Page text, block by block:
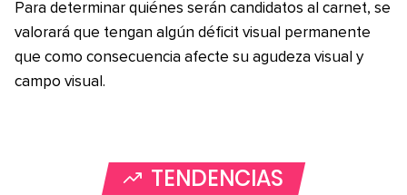
Para determinar quiénes serán candidatos al carnet, se
valorará que tengan algún déficit visual permanente
que como consecuencia afecte su agudeza visual y
campo visual.
TENDENCIAS